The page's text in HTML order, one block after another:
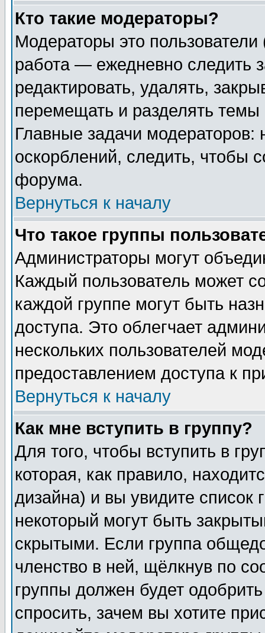
Кто такие модераторы?
Модераторы это
работа — ежедневно следить
редактировать, удалять,
перемещать и разделять
Главные задачи
оскорблений, следить, чтобы
форума.
Вернуться к началу
Что такое группы
Администраторы могут
Каждый пользователь может
каждой группе могут быть
доступа. Это облегчает
нескольких пользователей
предоставлением доступа к
Вернуться к началу
Как мне вступить в группу?
Для того, чтобы вступить в
которая, как правило,
дизайна) и вы увидите список
некоторый могут быть
скрытыми. Если группа
членство в ней, щёлкнув по
группы должен будет
спросить, зачем вы хотите